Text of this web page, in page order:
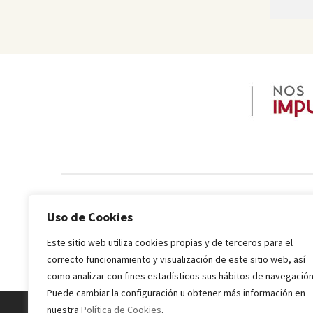
Uso de Cookies
Este sitio web utiliza cookies propias y de terceros para el
correcto funcionamiento y visualización de este sitio web, así
como analizar con fines estadísticos sus hábitos de
Puede cambiar la configuración u obtener más información en
nuestra Política de Cookies.